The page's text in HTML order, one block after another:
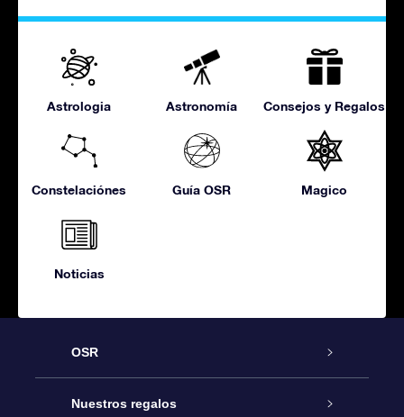
Astrologia Astronomía Consejos y Regalos
Constelaciónes Guía OSR Magico
Noticias
OSR
Atención
Nuestros regalos